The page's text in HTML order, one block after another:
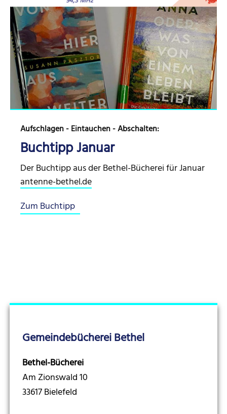
Aufschlagen - Eintauchen - Abschalten:
Buchtipp Januar
Der Buchtipp aus der Bethel-Bücherei für Januar
antenne-bethel.de
Zum Buchtipp
Gemeindebücherei Bethel
Bethel-Bücherei
Am Zionswald 10
33617 Bielefeld